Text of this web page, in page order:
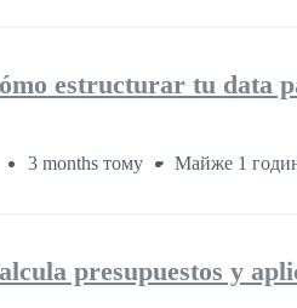
estructurar tu data
3 months тому Майже 1
presupuestos y